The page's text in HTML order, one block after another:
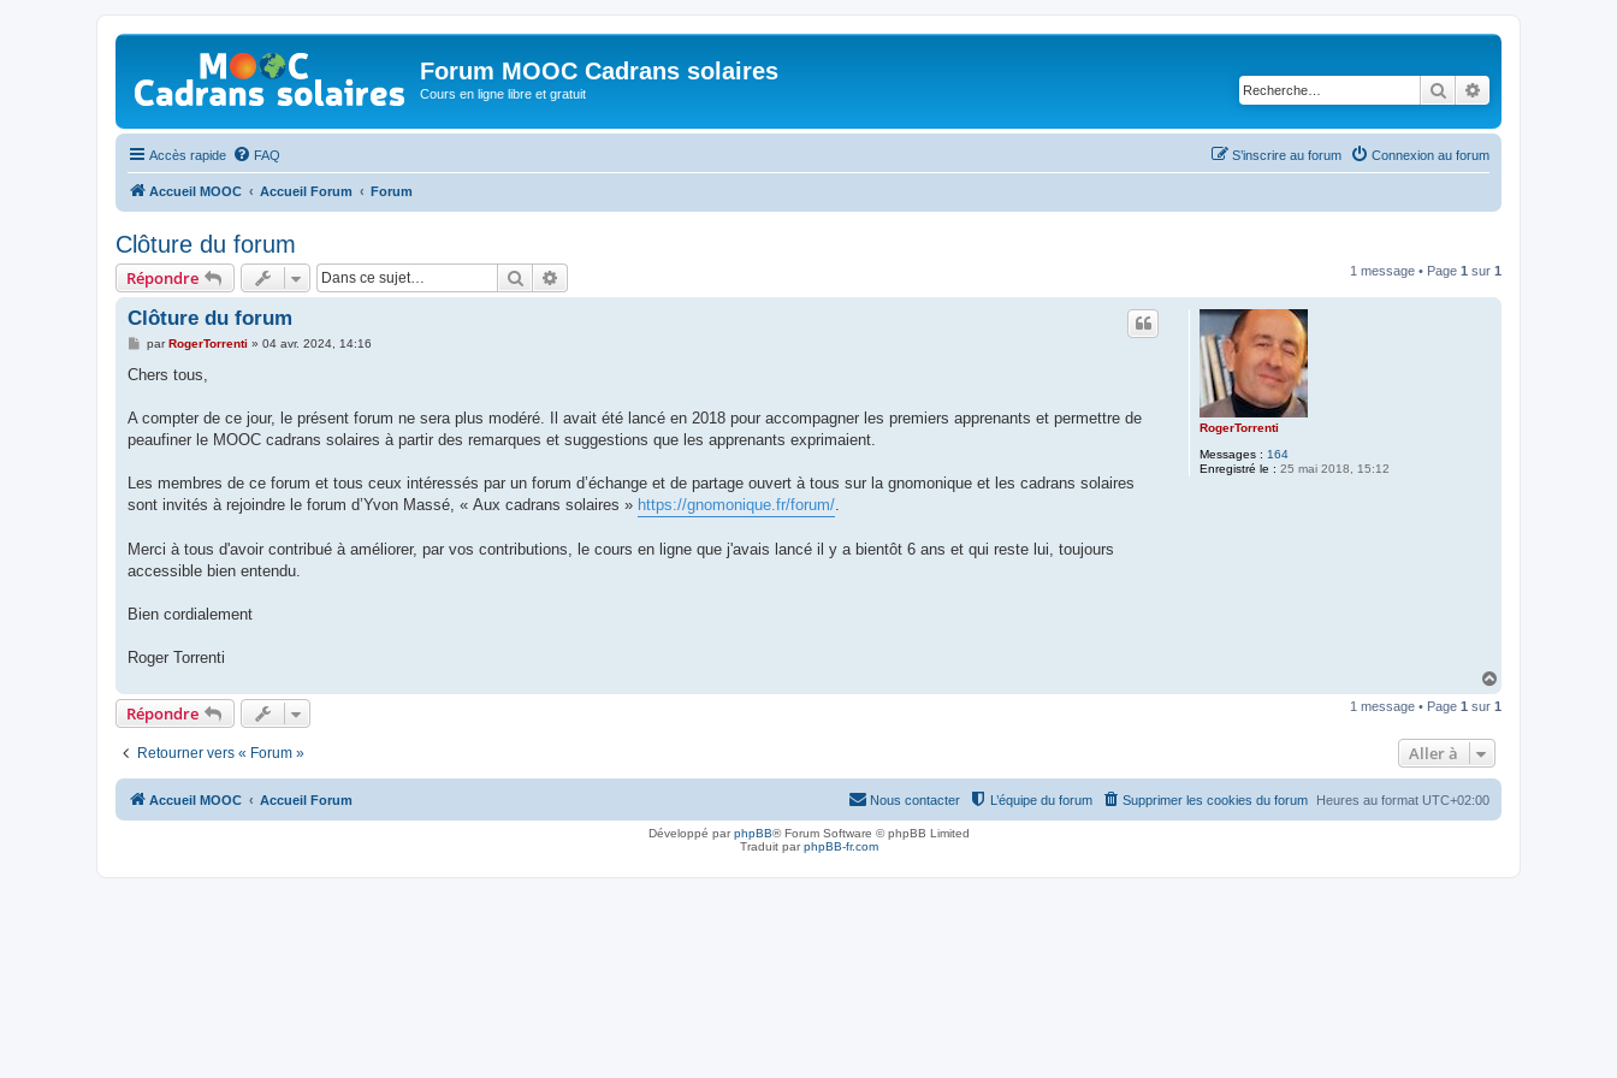
Forum MOOC Cadrans solaires
Cours en ligne libre et gratuit Rechercher
Accès rapide FAQ Connexion au forum
S’inscrire au forum
Accueil MOOC Accueil Forum Forum
Clôture du forum
Répondre Rechercher 1 message • Page 1 sur 1
RogerTorrenti
Messages : 164
Enregistré le : 25 mai 2018, 15:12
Clôture du forum
M
s
g
parRogerTorrenti » 04 avr. 2024, 14:16
Chers tous,
A compter de ce jour, le présent forum ne sera plus modéré. Il avait été lancé en 2018 pour accompagner les premiers apprenants et permettre de
peaufiner le MOOC cadrans solaires à partir des remarques et suggestions que les apprenants exprimaient.
Les membres de ce forum et tous ceux intéressés par un forum d’échange et de partage ouvert à tous sur la gnomonique et les cadrans solaires
sont invités à rejoindre le forum d’Yvon Massé, « Aux cadrans solaires » https://gnomonique.fr/forum/
Merci à tous d'avoir contribué à améliorer, par vos contributions, le cours en ligne que j'avais lancé il y a bientôt 6 ans et qui reste lui, toujours
accessible bien entendu.
Bien cordialement
Roger Torrenti
u
Répondre 1 message • Page 1 sur 1
Retourner vers « Forum » Aller à
Accueil MOOC Accueil Forum Heures au format UTC+02:00
Supprimer les cookies du forum
L’équipe du forum
Nous contacter
Développé parphpBB® Forum Software © phpBB Limited
Traduit parphpBB-fr.com